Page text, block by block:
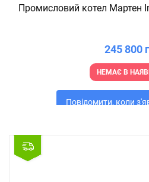
Промисловий котел Мартен
245 800
НЕМАЄ В
Повідомити, коли